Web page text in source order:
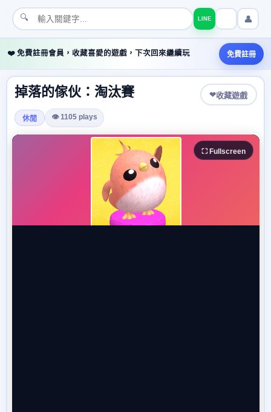
🔍 LINE 👤
❤️ 免費註冊會員，收藏喜愛的遊戲，下次回來繼續玩 免費註冊
掉落的傢伙：淘汰賽 ❤收藏遊戲
休閒 👁 1105 plays
⛶ Fullscreen